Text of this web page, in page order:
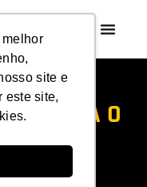
site e
este site,
QUEM
GANHA O